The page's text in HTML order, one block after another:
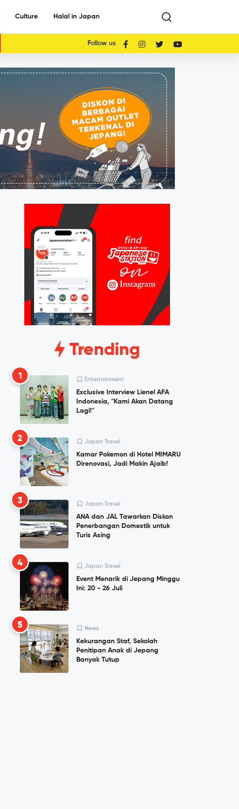
Culture Halal in Japan
Follow us
Trending
1 Entertainment
Exclusive Interview Lienel AFA
Indonesia, "Kami Akan Datang
Lagi!"
2 Japan Travel
Kamar Pokemon di Hotel MIMARU
Direnovasi, Jadi Makin Ajaib!
3 Japan Travel
ANA dan JAL Tawarkan Diskon
Penerbangan Domestik untuk
Turis Asing
4 Japan Travel
Event Menarik di Jepang Minggu
Ini: 20 - 26 Juli
5 News
Kekurangan Staf, Sekolah
Penitipan Anak di Jepang
Banyak Tutup